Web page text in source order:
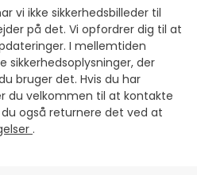
vi ikke sikkerhedsbilleder til
på det. Vi opfordrer dig til at
I mellemtiden
der
bruger det. Hvis du har
du velkommen til at kontakte
du også returnere det ved at
.